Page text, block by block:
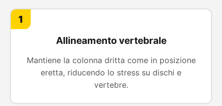
1
Allineamento vertebrale
Mantiene la colonna dritta come in posizione
eretta, riducendo lo stress su dischi e
vertebre.